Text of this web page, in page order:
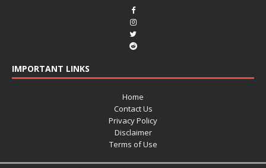
IMPORTANT LINKS
Home
Contact Us
Privacy Policy
Disclaimer
Terms of Use